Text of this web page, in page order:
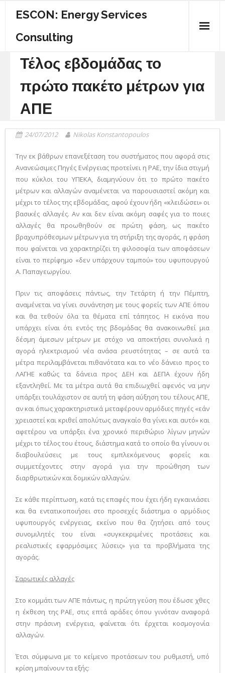
ESCON: Energy Services
Consulting
ΠΟΙΟΙ ΕΙΜΑΣΤΕ
ΚΕΝΤΡΙΚΗ
ΕΝΕΡΓΕΙΑΚΟΣ ΟΔΗΓΟΣ
ΥΠΗΡΕΣΙΕΣ
Τέλος εβδομάδας το
πρώτο πακέτο μέτρων για
ΑΠΕ
24/07/2012 Nikolas Konstantopoulos
Την εκ βάθρων επανεξέταση του συστήματος που αφορά στις
Ανανεώσιμες Πηγές Ενέργειας προτείνει η ΡΑΕ, την ίδια στιγμή
που κύκλοι του ΥΠΕΚΑ, διαμηνύουν ότι το πρώτο πακέτο
μέτρων και αλλαγών αναμένεται να παρουσιαστεί ακόμη και
μέχρι το τέλος της εβδομάδας, αφού έχουν ήδη «κλειδώσει» οι
βασικές αλλαγές. Αν και δεν είναι ακόμη σαφές για το ποιες
αλλαγές θα προωθηθούν σε πρώτη φάση, ως πακέτο
βραχυπρόθεσμων μέτρων για τη στήριξη της αγοράς, η φράση
που φαίνεται να χαρακτηρίζει τη φιλοσοφία των αποφάσεων
είναι το περίφημο «δεν υπάρχουν ταμπού» του υφυπουργού
Α. Παπαγεωργίου.
Πριν τις αποφάσεις πάντως, την Τετάρτη ή την Πέμπτη,
αναμένεται να γίνει συνάντηση με τους φορείς των ΑΠΕ όπου
και θα τεθούν όλα τα θέματα επί τάπητος. Η εικόνα που
υπάρχει είναι ότι εντός της βδομάδας θα ανακοινωθεί μια
δέσμη άμεσων μέτρων με στόχο να αποκτήσει συνολικά η
αγορά ηλεκτρισμού νέα ανάσα ρευστότητας – σε αυτά τα
μέτρα περιλαμβάνεται πιθανότατα και το νέο δάνειο προς το
ΛΑΓΗΕ καθώς τα δάνεια προς ΔΕΗ και ΔΕΠΑ έχουν ήδη
εξαντληθεί. Με τα μέτρα αυτά θα επιδιωχθεί αφενός να μην
υπάρξει τουλάχιστον σε αυτή τη φάση αύξηση του τέλους ΑΠΕ,
αν και όπως χαρακτηριστικά μεταφέρουν αρμόδιες πηγές «εάν
χρειαστεί και κριθεί απολύτως αναγκαίο θα γίνει και αυτό» και
αφετέρου να υπάρξει ένα χρονικό περιθώριο λίγων μηνών
μέχρι το τέλος του έτους, διάστημα κατά το οποίο θα γίνουν οι
διαβουλεύσεις με τους εμπλεκόμενους φορείς και
συμμετέχοντες στην αγορά για την προώθηση των
διαρθρωτικών και δομικών αλλαγών.
Σε κάθε περίπτωση, κατά τις επαφές που έχει ήδη εγκαινιάσει
και θα εντατικοποιήσει στο προσεχές διάστημα ο αρμόδιος
υφυπουργός ενέργειας, εκείνο που θα ζητήσει από τους
συνομιλητές του είναι «συγκεκριμένες προτάσεις και
ρεαλιστικές εφαρμόσιμες λύσεις» για τα προβλήματα της
αγοράς.
Σαρωτικές αλλαγές
Στο κομμάτι των ΑΠΕ πάντως, η πρώτη γεύση που έδωσε χθες
η έκθεση της ΡΑΕ, στις επτά αράδες όπου γινόταν αναφορά
στην πράσινη ενέργεια, φαίνεται ότι έρχεται κοσμογονία
αλλαγών.
Έτσι σύμφωνα με το κείμενο προτάσεων του ρυθμιστή, υπό
κρίση μπαίνουν τα εξής: